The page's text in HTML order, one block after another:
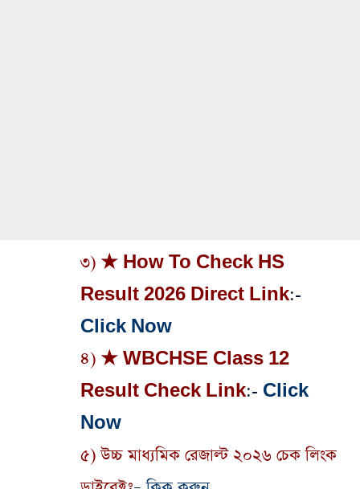
৩) ★ How To Check HS
Result 2026 Direct Link:-
Click Now
৪) ★ WBCHSE Class 12
Result Check Link:- Click
Now
৫) উচ্চ মাধ্যমিক রেজাল্ট ২০২৬ চেক লিংক